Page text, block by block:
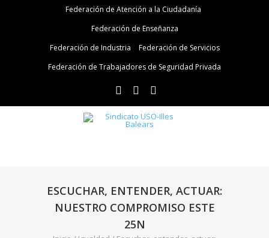
Federación de Atención a la Ciudadanía
Federación de Enseñanza
Federación de Industria
Federación de Servicios
Federación de Trabajadores de Seguridad Privada
ESCUCHAR, ENTENDER, ACTUAR:
NUESTRO COMPROMISO ESTE
25N